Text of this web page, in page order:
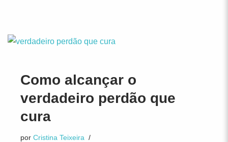
Como alcançar o
verdadeiro perdão que
cura
por Cristina Teixeira